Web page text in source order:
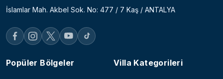
İslamlar Mah. Akbel Sok. No: 477 / 7 Kaş / ANTALYA
Popüler Bölgeler Villa Kategorileri